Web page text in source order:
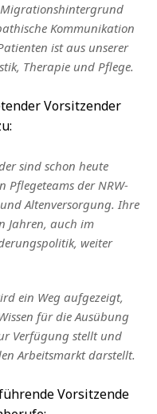
Kommunikation
ist aus unserer
Therapie und Pflege.
Vorsitzender
sind schon heute
der NRW-
Altenversorgung. Ihre
Jahren, auch im
weiter
ein Weg aufgezeigt,
für die Ausübung
Verfügung stellt und
Arbeitsmarkt darstellt.
Vorsitzende